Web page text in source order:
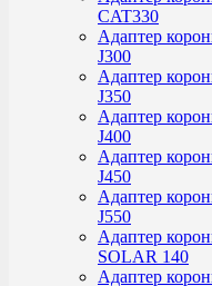
CAT330
Адаптер
J300
Адаптер
J350
Адаптер
J400
Адаптер
J450
Адаптер
J550
Адаптер
SOLAR 140
Адаптер